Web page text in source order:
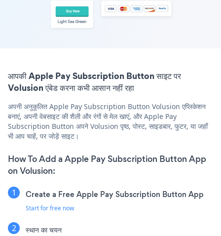
आपकी Apple Pay Subscription Button साइट पर
Volusion एंबेड करना कभी आसान नहीं रहा
अपनी अनुकूलित Apple Pay Subscription Button Volusion एप्लिकेशन
बनाएं, अपनी वेबसाइट की शैली और रंगों से मेल खाएं, और Apple Pay
Subscription Button अपने Volusion पृष्ठ, पोस्ट, साइडबार, फुटर, या जहाँ
भी आप चाहें, पर जोड़ें साइट।
How To Add a Apple Pay Subscription Button App
on Volusion:
Create a Free Apple Pay Subscription Button App
Start for free now
स्थान का चयन